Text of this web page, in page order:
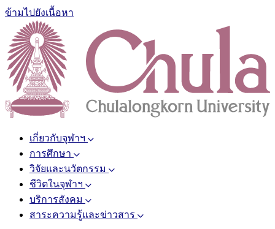
ข้ามไปยังเนื้อหา
เกี่ยวกับจุฬาฯ
การศึกษา
วิจัยและนวัตกรรม
ชีวิตในจุฬาฯ
บริการสังคม
สาระความรู้และข่าวสาร